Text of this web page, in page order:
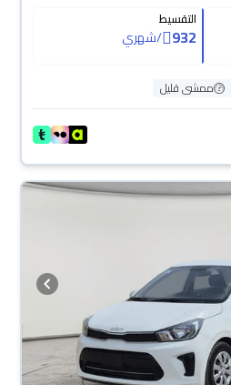
التقسيط
932
/شهري
ممشى قليل